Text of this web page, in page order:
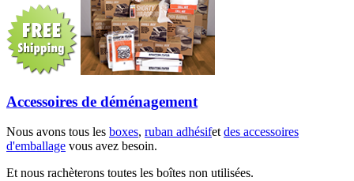
Accessoires de déménagement
Nous avons tous les boxes, ruban adhésifetdes accessoires
d'emballage vous avez besoin.
Et nous rachèterons toutes les boîtes non utilisées.